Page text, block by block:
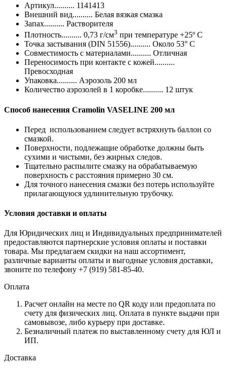
Артикул.......... 1141413
Внешний вид.......... Белая вязкая смазка
Запах.......... Растворителя
Плотность.......... 0,73 г/см3 при температуре +25º C
Точка застывания (DIN 51556).......... Около 53° C
Совместимость с материалами.......... Отличная
Переносимость при контакте с кожей..........
Превосходная
Упаковка.......... Аэрозоль 200 мл
Количество аэрозолей в 1 коробке.......... 12 штук
Способ нанесения Cramolin VASELINE 200 мл
Перед использованием следует встряхнуть баллон со
смазкой.
Поверхности, подлежащие обработке должны быть
сухими и чистыми, без жирных следов.
Тщательно распылите смазку на обрабатываемую
поверхность с расстояния примерно 30 см.
Для точного нанесения смазки без потерь используйте
прилагающуюся удлинительную трубочку.
Условия доставки и оплаты
Для Юридических лиц и Индивидуальных предпринимателей
предоставляются партнерские условия оплаты и поставки
товара. Мы предлагаем скидки на наш ассортимент,
различные варианты оплаты и выгодные условия доставки,
звоните по телефону +7 (919) 581-85-40.
Оплата
Расчет онлайн на месте по QR коду или предоплата по
счету для физических лиц. Оплата в пункте выдачи при
самовывозе, либо курьеру при доставке.
Безналичный платеж по выставленному счету для ЮЛ и
ИП.
Доставка